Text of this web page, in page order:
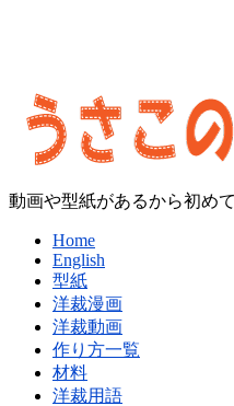
動画や型紙があるから初め
Home
English
型紙
洋裁漫画
洋裁動画
作り方一覧
材料
洋裁用語